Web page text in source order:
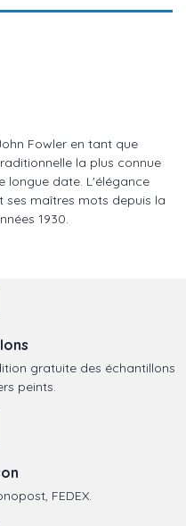
Fowler en tant que
la plus connue
longue date. L'élégance
ses maîtres mots depuis la
1930.
gratuite des échantillons
peints.
FEDEX.